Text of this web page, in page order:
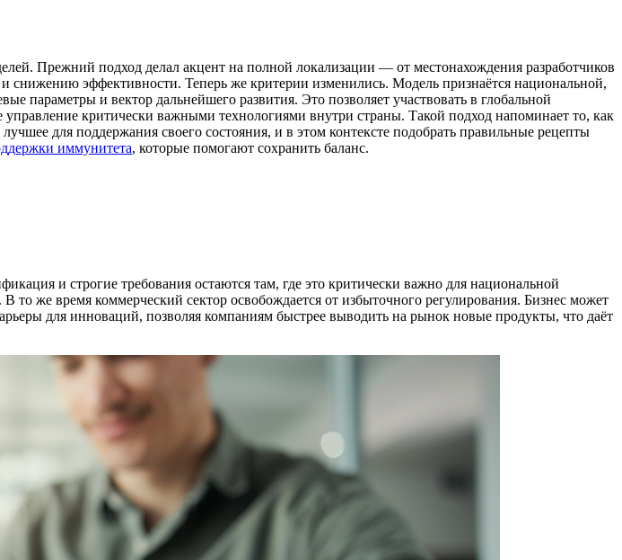
Прежний подход делал акцент на полной локализации — от местонахождения разработчиков
эффективности. Теперь же критерии изменились. Модель признаётся национальной,
параметры и вектор дальнейшего развития. Это позволяет участвовать в глобальной
критически важными технологиями внутри страны. Такой подход напоминает то, как
для поддержания своего состояния, и в этом контексте подобрать правильные рецепты
иммунитета, которые помогают сохранить баланс.
и строгие требования остаются там, где это критически важно для национальной
же время коммерческий сектор освобождается от избыточного регулирования. Бизнес может
для инноваций, позволяя компаниям быстрее выводить на рынок новые продукты, что даёт